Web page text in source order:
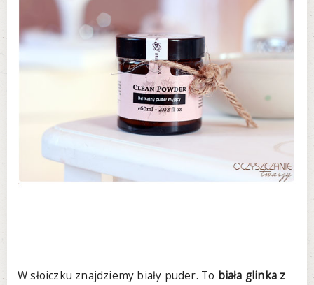
W słoiczku znajdziemy biały puder. To biała glinka z